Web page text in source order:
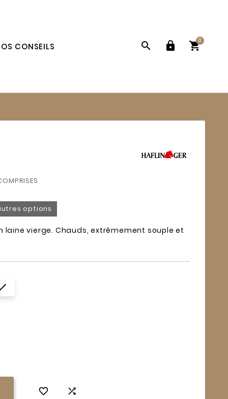
CONSEILS   
0
options
laine vierge. Chauds, extrêmement souple et
 